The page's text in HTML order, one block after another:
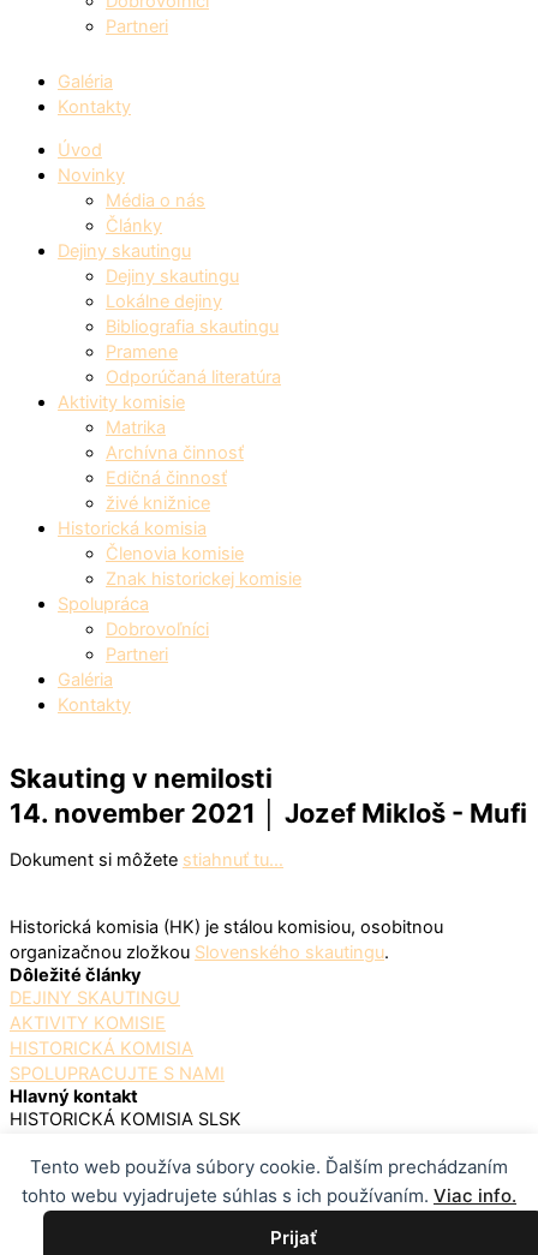
Tento web používa súbory cookie. Ďalším prechádzaním
tohto webu vyjadrujete súhlas s ich používaním. Viac info.
Prijať
Partneri
Galéria
Kontakty
Úvod
Novinky
Média o nás
Články
Dejiny skautingu
Dejiny skautingu
Lokálne dejiny
Bibliografia skautingu
Pramene
Odporúčaná literatúra
Aktivity komisie
Matrika
Archívna činnosť
Edičná činnosť
živé knižnice
Historická komisia
Členovia komisie
Znak historickej komisie
Spolupráca
Dobrovoľníci
Partneri
Galéria
Kontakty
Skauting v nemilosti
14. november 2021 │ Jozef Mikloš - Mufi
Dokument si môžete stiahnuť tu…
Historická komisia (HK) je stálou komisiou, osobitnou
organizačnou zložkou Slovenského skautingu.
Dôležité články
DEJINY SKAUTINGU
AKTIVITY KOMISIE
HISTORICKÁ KOMISIA
SPOLUPRACUJTE S NAMI
Hlavný kontakt
HISTORICKÁ KOMISIA SLSK
VLADIMÍRA CLEMENTISA 16
080 01 PREŠOV
0907 953 801
HISTORICKA.KOMISIA@SKAUTING.SK